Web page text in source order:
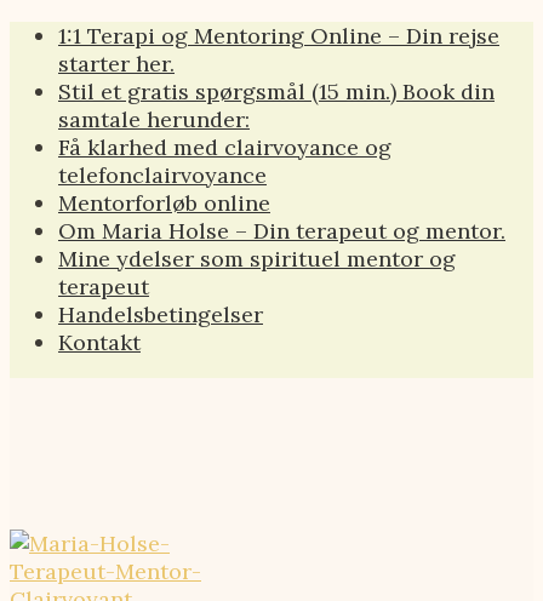
Videre
indhold
1:1 Terapi og Mentoring Online – Din rejse
starter her.
Stil et gratis spørgsmål (15 min.) Book din
samtale herunder:
Få klarhed med clairvoyance og
telefonclairvoyance
Mentorforløb online
Om Maria Holse – Din terapeut og mentor.
Mine ydelser som spirituel mentor og
terapeut
Handelsbetingelser
Kontakt